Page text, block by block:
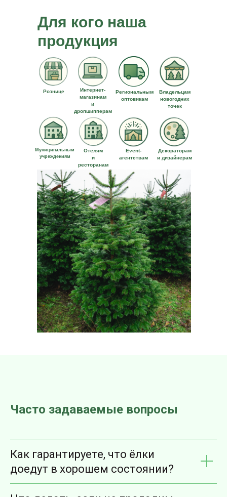
Декораторам
и дизайнерам
Event-
агентствам
Отелям
и
ресторанам
Муниципальным
учреждениям
Владельцам
новогодних
точек
Региональным
оптовикам
Интернет-
магазинам
и
дропшипперам
Рознице
Для кого наша
продукция
Часто задаваемые вопросы
Как гарантируете, что ёлки
доедут в хорошем состоянии?